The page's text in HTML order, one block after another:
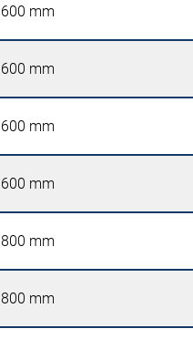
600 mm
600 mm
600 mm
600 mm
800 mm
800 mm